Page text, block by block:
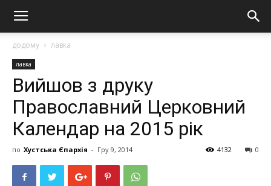
додому лавка
лавка
Вийшов з друку
Православний Церковний
Календар на 2015 рік
по Хустська Єпархія - Гру 9, 2014 0
4132